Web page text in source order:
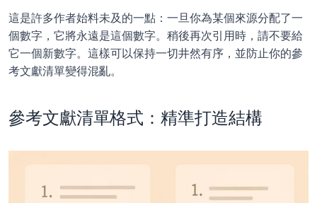
這是許多作者始料未及的一點：一旦你為某個來源分配了一
個數字，它將永遠是這個數字。稍後再次引用時，請不要給
它一個新數字。這樣可以保持一切井然有序，並防止你的參
考文獻清單變得混亂。
參考文獻清單格式：精準打造結構